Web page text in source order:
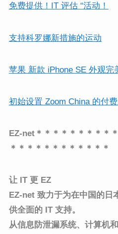
免费提供！IT 评估 “活动！
支持科罗娜新措施的运动
苹果 新款 iPhone SE 外观完
初始设置 Zoom China 的付费
EZ-net＊＊＊＊＊＊＊＊＊
＊＊＊＊＊＊＊＊＊＊＊＊
让 IT 更 EZ
EZ-net 致力于为在中国的日
供全面的 IT 支持。
从信息防泄漏系统、计算机